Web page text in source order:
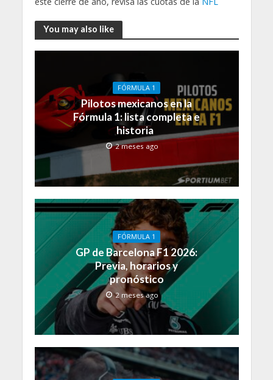
You may also like
FÓRMULA 1
Pilotos mexicanos en la
Fórmula 1: lista completa e
historia
2 meses ago
FÓRMULA 1
GP de Barcelona F1 2026:
Previa, horarios y
pronóstico
2 meses ago